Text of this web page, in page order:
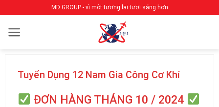
qua
nội
MD GROUP - vì một tương lai tươi sáng hơn
Tuyển Dụng 12 Nam Gia Công Cơ Khí
ĐƠN HÀNG THÁNG 10 / 2024